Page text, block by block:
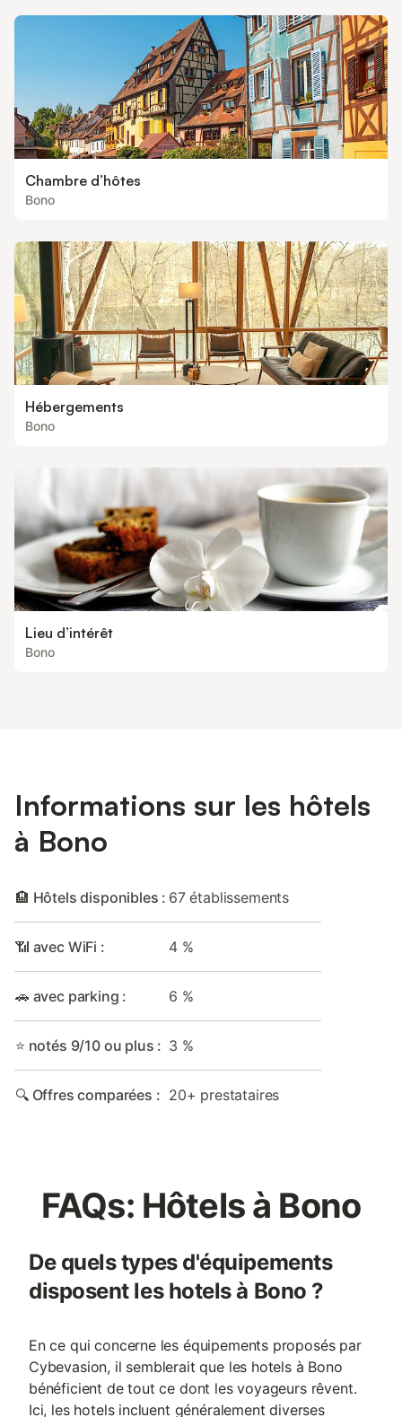
Chambre d’hôtes
Bono
Hébergements
Bono
Lieu d’intérêt
Bono
Informations sur les hôtels
à Bono
🏨 Hôtels disponibles : 67 établissements
📶 avec WiFi : 4 %
🚗 avec parking : 6 %
⭐ notés 9/10 ou plus : 3 %
🔍 Offres comparées : 20+ prestataires
FAQs: Hôtels à Bono
De quels types d'équipements
disposent les hotels à Bono ?
En ce qui concerne les équipements proposés par
Cybevasion, il semblerait que les hotels à Bono
bénéficient de tout ce dont les voyageurs rêvent.
Ici, les hotels incluent généralement diverses